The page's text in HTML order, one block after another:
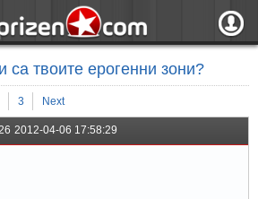
Регистрация
Вход чрез
са твоите ерогенни зони?
3 Next
2012-04-06 17:58:29